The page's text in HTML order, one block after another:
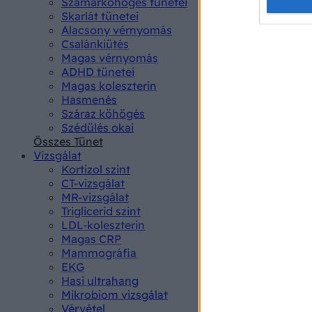
Skarlát tünetei
Alacsony vérnyomás
Csalánkiütés
Magas vérnyomás
ADHD tünetei
Magas koleszterin
Hasmenés
Száraz köhögés
Szédülés okai
Összes Tünet
Vizsgálat
Kortizol szint
CT-vizsgálat
MR-vizsgálat
Triglicerid szint
LDL-koleszterin
Magas CRP
Mammográfia
EKG
Hasi ultrahang
Mikrobiom vizsgálat
Vérvétel